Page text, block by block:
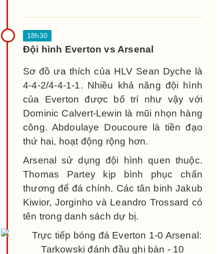
Đội hình Everton vs Arsenal
Sơ đồ ưa thích của HLV Sean Dyche là
4-4-2/4-4-1-1. Nhiều khả năng đội hình
của Everton được bố trí như vậy với
Dominic Calvert-Lewin là mũi nhọn hàng
công. Abdoulaye Doucoure là tiền đạo
thứ hai, hoạt động rộng hơn.
Arsenal sử dụng đội hình quen thuộc.
Thomas Partey kịp bình phục chấn
thương để đá chính. Các tân binh Jakub
Kiwior, Jorginho và Leandro Trossard có
tên trong danh sách dự bị.